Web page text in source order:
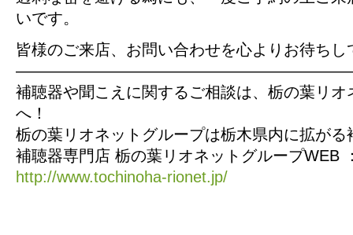
いです。
皆様のご来店、お問い合わせを心よりお待ちし
補聴器や聞こえに関するご相談は、栃の葉リオ
へ！
栃の葉リオネットグループは栃木県内に拡がる
補聴器専門店 栃の葉リオネットグループWEB
http://www.tochinoha-rionet.jp/